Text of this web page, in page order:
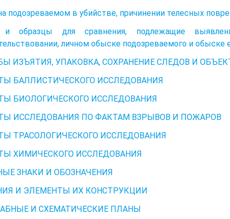
подозреваемом в убийстве, причинении телесных
и образцы для сравнения, подлежащие
личном обыске подозреваемого и обыске
ИЗЪЯТИЯ, УПАКОВКА, СОХРАНЕНИЕ СЛЕДОВ И
БАЛЛИСТИЧЕСКОГО ИССЛЕДОВАНИЯ
БИОЛОГИЧЕСКОГО ИССЛЕДОВАНИЯ
ИССЛЕДОВАНИЯ ПО ФАКТАМ ВЗРЫВОВ И ПОЖАРОВ
ТРАСОЛОГИЧЕСКОГО ИССЛЕДОВАНИЯ
ХИМИЧЕСКОГО ИССЛЕДОВАНИЯ
ЗНАКИ И ОБОЗНАЧЕНИЯ
И ЭЛЕМЕНТЫ ИХ КОНСТРУКЦИИ
И СХЕМАТИЧЕСКИЕ ПЛАНЫ